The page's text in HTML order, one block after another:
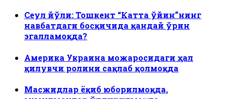
Сеул йўли: Тошкент “Катта ўйин”нинг
навбатдаги босқичида қандай ўрин
эгалламоқда?
Америка Украина можаросидаги ҳал
қилувчи ролини сақлаб қолмоқда
Масжидлар ёқиб юборилмоқда,